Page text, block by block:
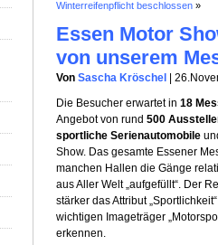
Winterreifenpflicht beschlossen »
Essen Motor
von unserem
Von Sascha Kröschel
|
Die Besucher erwartet in 18
Angebot von rund 500
sportliche Serienautomobile
Show. Das gesamte Essener
manchen Hallen die Gänge
aus Aller Welt „aufgefüllt“. Der
stärker das Attribut
wichtigen Imageträger
erkennen.